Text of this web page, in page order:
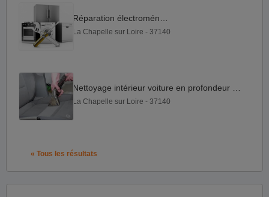
La Chapelle sur Loire - 37140
La Chapelle sur Loire - 37140
« Tous les résultats